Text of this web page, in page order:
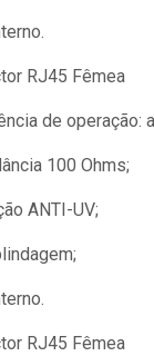
RJ45 Fêmea
de operação:
100 Ohms;
ANTI-UV;
RJ45 Fêmea